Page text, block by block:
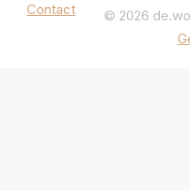
Contact © 2026